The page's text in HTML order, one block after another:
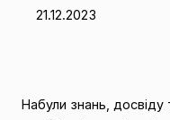
21.12.2023
Набули знань, досвіду